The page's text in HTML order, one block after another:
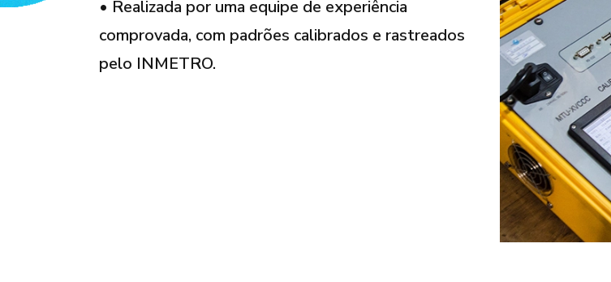
• Realizada por uma equipe de experiência
comprovada, com padrões calibrados e rastreados
pelo INMETRO.